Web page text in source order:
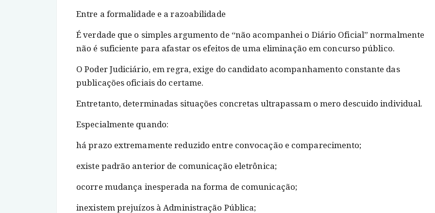
Entre a formalidade e a razoabilidade
É verdade que o simples argumento de “não acompanhei o Diário Oficial” normalmente
não é suficiente para afastar os efeitos de uma eliminação em concurso público.
O Poder Judiciário, em regra, exige do candidato acompanhamento constante das
publicações oficiais do certame.
Entretanto, determinadas situações concretas ultrapassam o mero descuido individual.
Especialmente quando:
há prazo extremamente reduzido entre convocação e comparecimento;
existe padrão anterior de comunicação eletrônica;
ocorre mudança inesperada na forma de comunicação;
inexistem prejuízos à Administração Pública;